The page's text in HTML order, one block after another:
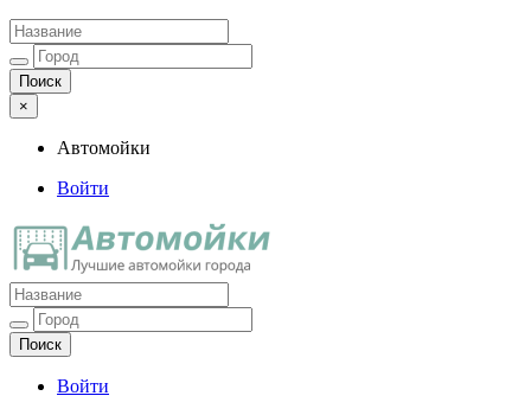
×
Автомойки
Войти
Автомойки
Ещё один сайт на WordPress
Войти